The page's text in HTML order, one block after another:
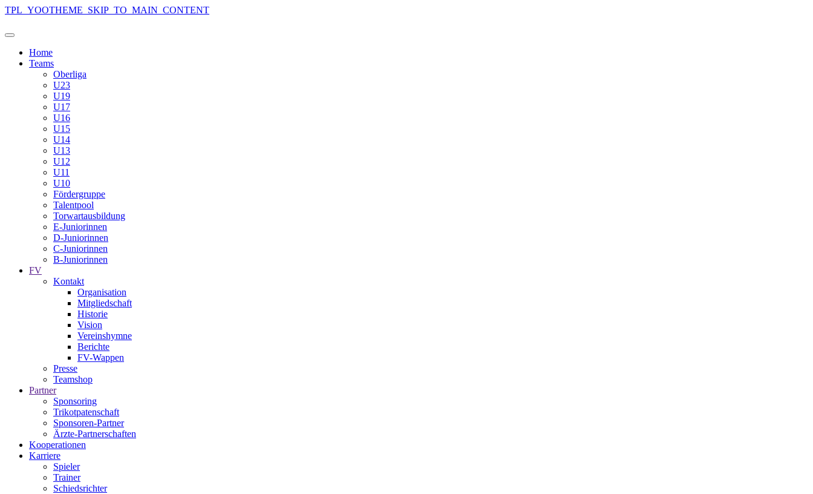
TPL_YOOTHEME_SKIP_TO_MAIN_CONTENT
Home
Teams
Oberliga
U23
U19
U17
U16
U15
U14
U13
U12
U11
U10
Fördergruppe
Talentpool
Torwartausbildung
E-Juniorinnen
D-Juniorinnen
C-Juniorinnen
B-Juniorinnen
FV
Kontakt
Organisation
Mitgliedschaft
Historie
Vision
Vereinshymne
Berichte
FV-Wappen
Presse
Teamshop
Partner
Sponsoring
Trikotpatenschaft
Sponsoren-Partner
Ärzte-Partnerschaften
Kooperationen
Karriere
Spieler
Trainer
Schiedsrichter